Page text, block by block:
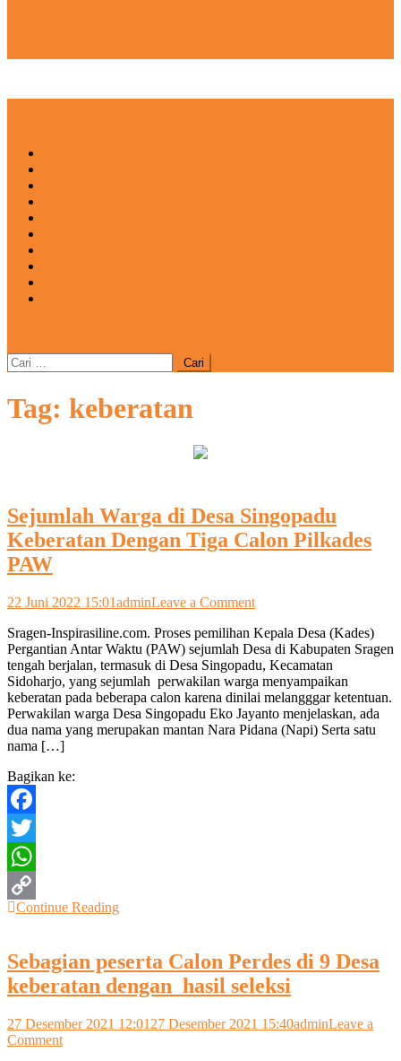
Cari
untuk:
Tag: keberatan
Sejumlah Warga di Desa Singopadu
Keberatan Dengan Tiga Calon Pilkades
PAW
22 Juni 2022 15:01adminLeave a Commenton
Warga
di
Desa
Singopadu
Keberatan
Dengan
Tiga
Sragen-Inspirasiline.com. Proses pemilihan Kepala Desa (Kades)
Pergantian Antar Waktu (PAW) sejumlah Desa di Kabupaten Sragen
tengah berjalan, termasuk di Desa Singopadu, Kecamatan
Sidoharjo, yang sejumlah perwakilan warga menyampaikan
keberatan pada beberapa calon karena dinilai melangggar ketentuan.
Perwakilan warga Desa Singopadu Eko Jayanto menjelaskan, ada
dua nama yang merupakan mantan Nara Pidana (Napi) Serta satu
nama […]
Bagikan ke:
Facebook
Twitter
WhatsApp
Copy
Continue Reading
Sebagian peserta Calon Perdes di 9 Desa
keberatan dengan hasil seleksi
27 Desember 2021 12:01 27 Desember 2021 15:40adminLeave a
Commenton